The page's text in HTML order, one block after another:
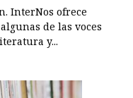
InterNos ofrece
de las voces
y...